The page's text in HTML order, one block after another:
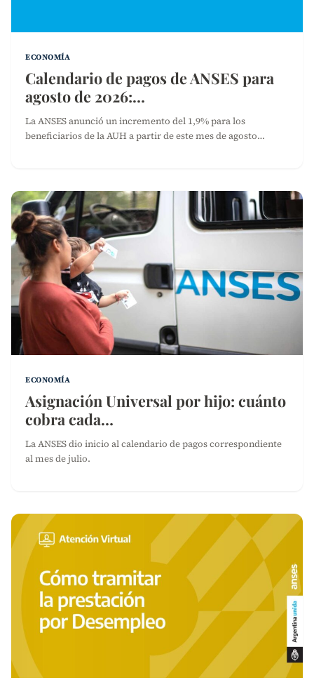
ECONOMÍA
Calendario de pagos de ANSES para
agosto de 2026:…
La ANSES anunció un incremento del 1,9% para los
beneficiarios de la AUH a partir de este mes de agosto…
ECONOMÍA
Asignación Universal por hijo: cuánto
cobra cada…
La ANSES dio inicio al calendario de pagos correspondiente
al mes de julio.